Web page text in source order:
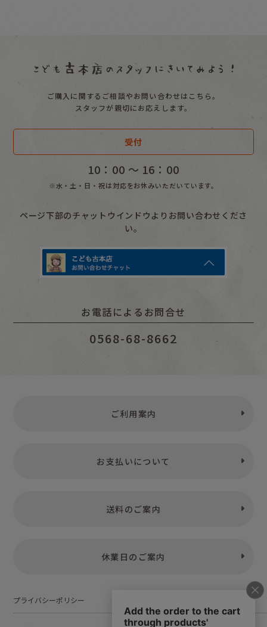
ご購入に関するご相談やお問い合わせはこちら。
スタッフが親切にお応えします。
受付
10：00 〜 16：00
※水・土・日・祝は対応をお休みいただいています。
ページ下部のチャットウインドウよりお問い合わせくださ
い。
お電話によるお問合せ
0568-68-8662
ご利用案内
お支払いについて
送料のご案内
休業日のご案内
プライバシーポリシー